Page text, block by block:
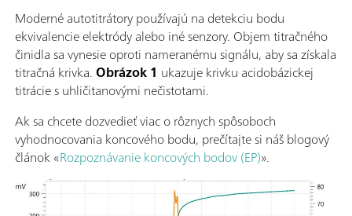
Moderné autotitrátory používajú na detekciu bodu
ekvivalencie elektródy alebo iné senzory. Objem titračného
činidla sa vynesie oproti nameranému signálu, aby sa získala
titračná krivka.Obrázok 1 ukazuje krivku acidobázickej
titrácie s uhličitanovými nečistotami.
Ak sa chcete dozvedieť viac o rôznych spôsoboch
vyhodnocovania koncového bodu, prečítajte si náš blogový
článok «Rozpoznávanie koncových bodov (EP)».